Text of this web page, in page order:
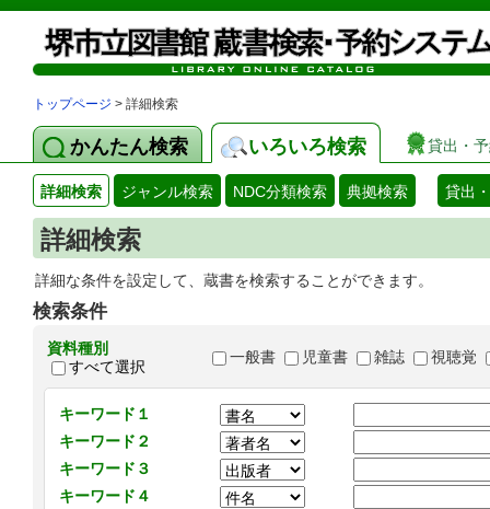
トップページ > 詳細検索
かんたん検索 いろいろ検索 貸出・
詳細検索 ジャンル検索 NDC分類検索 典拠検索 貸出
詳細検索
詳細な条件を設定して、蔵書を検索することができます。
検索条件
資料種別
すべて選択
一般書 児童書 雑誌 視聴覚
キーワード１
キーワード２
キーワード３
キーワード４